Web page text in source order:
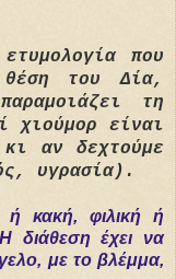
που
του Δία,
τη
χιούμορ είναι
αν δεχτούμε
υγρασία).
ή κακή, φιλική ή
Η διάθεση έχει να
με το βλέμμα,